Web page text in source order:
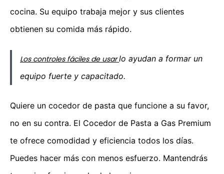
cocina. Su equipo trabaja mejor y sus clientes
obtienen su comida más rápido.
Los controles fáciles de usarlo ayudan a formar un
equipo fuerte y capacitado.
Quiere un cocedor de pasta que funcione a su favor,
no en su contra. El Cocedor de Pasta a Gas Premium
te ofrece comodidad y eficiencia todos los días.
Puedes hacer más con menos esfuerzo. Mantendrás